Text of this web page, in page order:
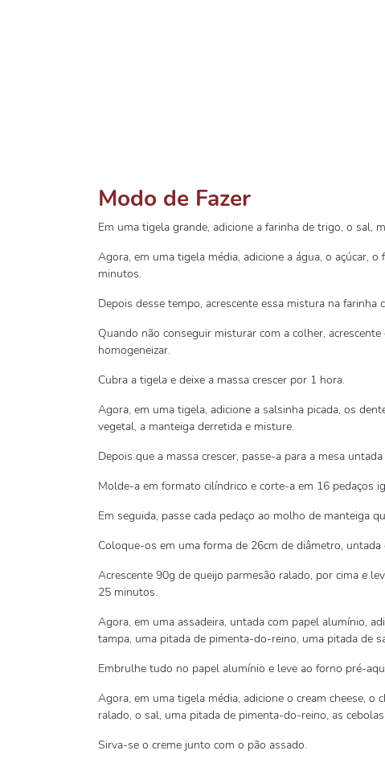
Modo de Fazer
Em uma tigela grande, adicione a farinha de trigo, o sal,
Agora, em uma tigela média, adicione a água, o açúcar,
minutos.
Depois desse tempo, acrescente essa mistura na farinha
Quando não conseguir misturar com a colher,
homogeneizar.
Cubra a tigela e deixe a massa crescer por 1 hora.
Agora, em uma tigela, adicione a salsinha picada, os
vegetal, a manteiga derretida e misture.
Depois que a massa crescer, passe-a para a mesa
Molde-a em formato cilíndrico e corte-a em 16 pedaços
Em seguida, passe cada pedaço ao molho de manteiga
Coloque-os em uma forma de 26cm de diâmetro, untada
Acrescente 90g de queijo parmesão ralado, por cima e
25 minutos.
Agora, em uma assadeira, untada com papel alumínio,
tampa, uma pitada de pimenta-do-reino, uma pitada de
Embrulhe tudo no papel alumínio e leve ao forno pré-
Agora, em uma tigela média, adicione o cream cheese,
ralado, o sal, uma pitada de pimenta-do-reino, as
Sirva-se o creme junto com o pão assado.